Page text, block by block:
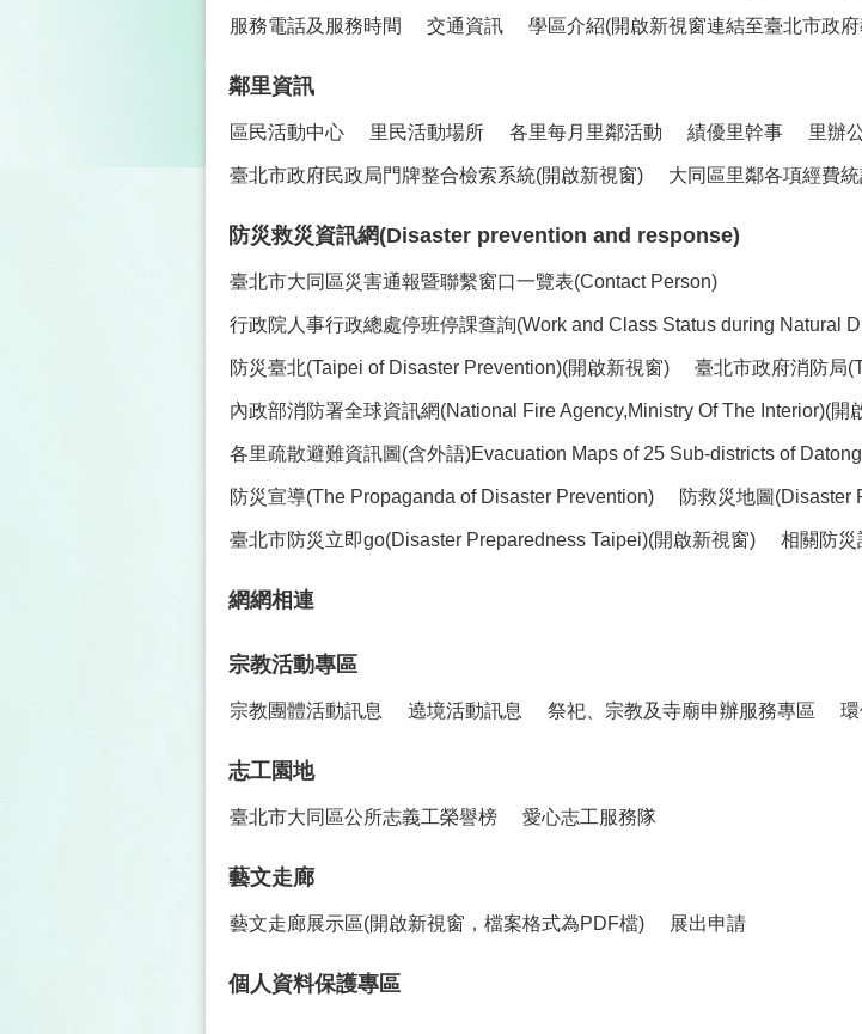
服務電話及服務時間 交通資訊 學區介紹(開啟新視窗連結至臺北市政
鄰里資訊
區民活動中心 里民活動場所 各里每月里鄰活動 績優里幹事 里辦
臺北市政府民政局門牌整合檢索系統(開啟新視窗) 大同區里鄰各項經費
防災救災資訊網(Disaster prevention and response)
臺北市大同區災害通報暨聯繫窗口一覽表(Contact Person)
行政院人事行政總處停班停課查詢(Work and Class Status during Natural
防災臺北(Taipei of Disaster Prevention)(開啟新視窗) 臺北市政府消防局
內政部消防署全球資訊網(National Fire Agency,Ministry Of The Interior)(開
各里疏散避難資訊圖(含外語)Evacuation Maps of 25 Sub-districts of
防災宣導(The Propaganda of Disaster Prevention) 防救災地圖(Disaster
臺北市防災立即go(Disaster Preparedness Taipei)(開啟新視窗) 相關防
網網相連
宗教活動專區
宗教團體活動訊息 遶境活動訊息 祭祀、宗教及寺廟申辦服務專區
志工園地
臺北市大同區公所志義工榮譽榜 愛心志工服務隊
藝文走廊
藝文走廊展示區(開啟新視窗，檔案格式為PDF檔) 展出申請
個人資料保護專區